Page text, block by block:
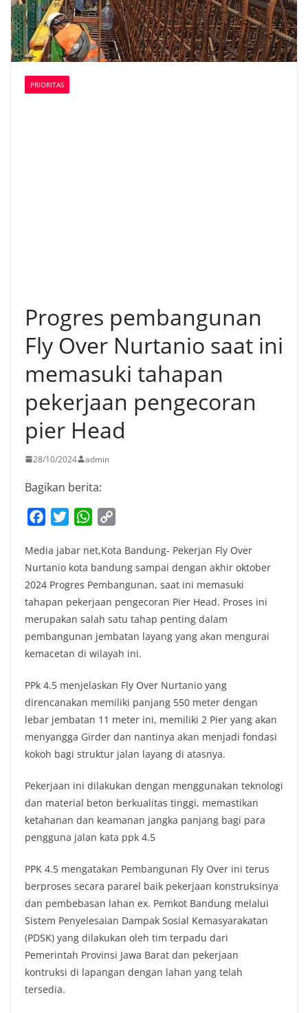
PRIORITAS
Progres pembangunan
Fly Over Nurtanio saat ini
memasuki tahapan
pekerjaan pengecoran
pier Head
28/10/2024 admin
Bagikan berita:
c
e
b
o
o
k
i
t
t
e
r
W
a
t
s
A
p
p
p
y
L
i
n
k
Media jabar net,Kota Bandung- Pekerjan Fly Over
Nurtanio kota bandung sampai dengan akhir oktober
2024 Progres Pembangunan, saat ini memasuki
tahapan pekerjaan pengecoran Pier Head. Proses ini
merupakan salah satu tahap penting dalam
pembangunan jembatan layang yang akan mengurai
kemacetan di wilayah ini.
PPk 4.5 menjelaskan Fly Over Nurtanio yang
direncanakan memiliki panjang 550 meter dengan
lebar jembatan 11 meter ini, memiliki 2 Pier yang akan
menyangga Girder dan nantinya akan menjadi fondasi
kokoh bagi struktur jalan layang di atasnya.
Pekerjaan ini dilakukan dengan menggunakan teknologi
dan material beton berkualitas tinggi, memastikan
ketahanan dan keamanan jangka panjang bagi para
pengguna jalan kata ppk 4.5
PPK 4.5 mengatakan Pembangunan Fly Over ini terus
berproses secara pararel baik pekerjaan konstruksinya
dan pembebasan lahan ex. Pemkot Bandung melalui
Sistem Penyelesaian Dampak Sosial Kemasyarakatan
(PDSK) yang dilakukan oleh tim terpadu dari
Pemerintah Provinsi Jawa Barat dan pekerjaan
kontruksi di lapangan dengan lahan yang telah
tersedia.